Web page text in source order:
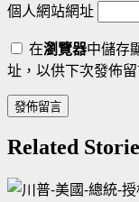
個人網站網址
在瀏覽器中儲存
址，以供下次發佈
Related